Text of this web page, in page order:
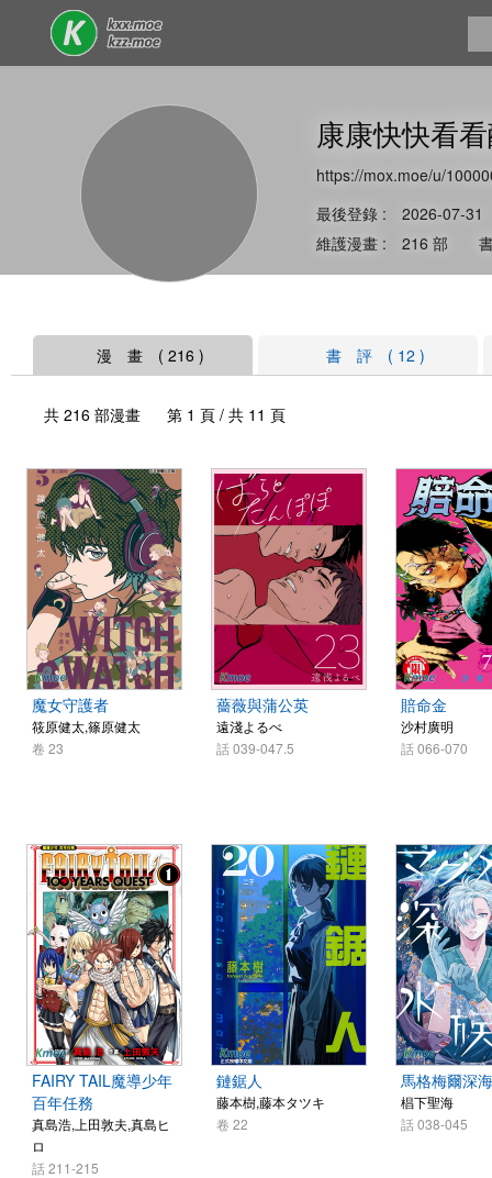
康康快快看
https://mox.moe/u/
最後登錄 : 2026-07-31
維護漫畫 : 216 部
漫 畫 ( 216 ) 書 評 ( 12 )
共 216 部漫畫 第 1 頁 / 共 11 頁
魔女守護者
筱原健太,篠原健太
卷 23
薔薇與蒲公英
遠淺よるべ
話 039-047.5
賠命金
沙村廣明
話 066-070
FAIRY TAIL魔導少年
百年任務
真島浩,上田敦夫,真島ヒ
ロ
話 211-215
鏈鋸人
藤本樹,藤本タツキ
卷 22
馬格梅爾深
椙下聖海
話 038-045